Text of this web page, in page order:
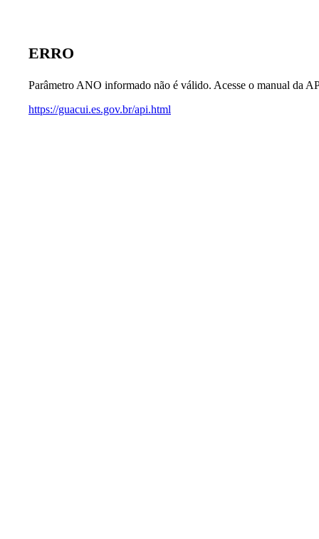
ERRO
Parâmetro ANO informado não é válido. Acesse o manual da
https://guacui.es.gov.br/api.html